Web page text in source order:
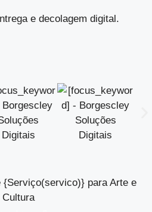
e decolagem digital.